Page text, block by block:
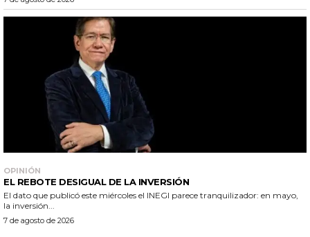
OPINIÓN
EL REBOTE DESIGUAL DE LA INVERSIÓN
El dato que publicó este miércoles el INEGI parece tranquilizador: en mayo,
la inversión...
7 de agosto de 2026